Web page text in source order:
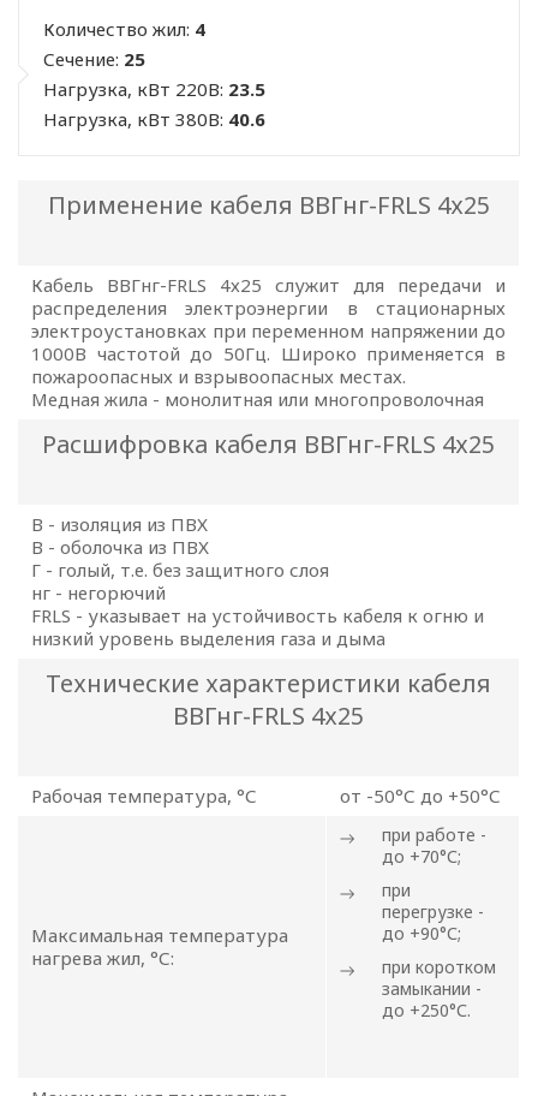
Количество жил: 4
Сечение: 25
Нагрузка, кВт 220В: 23.5
Нагрузка, кВт 380В: 40.6
Применение кабеля ВВГнг-FRLS 4х25
Кабель ВВГнг-FRLS 4х25 служит для передачи и
распределения электроэнергии в стационарных
электроустановках при переменном напряжении до
1000В частотой до 50Гц. Широко применяется в
пожароопасных и взрывоопасных местах.
Медная жила - монолитная или многопроволочная
Расшифровка кабеля ВВГнг-FRLS 4х25
В - изоляция из ПВХ
В - оболочка из ПВХ
Г - голый, т.е. без защитного слоя
нг - негорючий
FRLS - указывает на устойчивость кабеля к огню и
низкий уровень выделения газа и дыма
Технические характеристики кабеля
ВВГнг-FRLS 4х25
Рабочая температура, °С от -50°С до +50°С
Максимальная температура
нагрева жил, °С:
при работе -
до +70°С;
при
перегрузке -
до +90°С;
при коротком
замыкании -
до +250°С.
ПОЛИТИКА
отношении